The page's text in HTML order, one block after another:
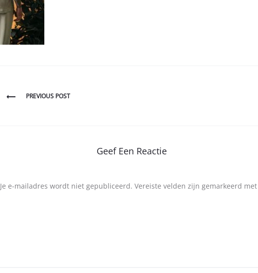
PREVIOUS POST
Geef Een Reactie
Je e-mailadres wordt niet gepubliceerd. Vereiste velden zijn gemarkeerd met